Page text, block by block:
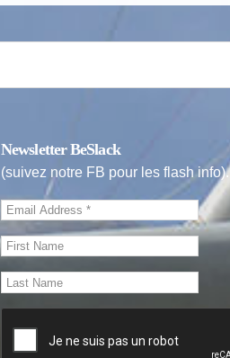
Newsletter BeSlack
(suivez notre FB pour les flash info).